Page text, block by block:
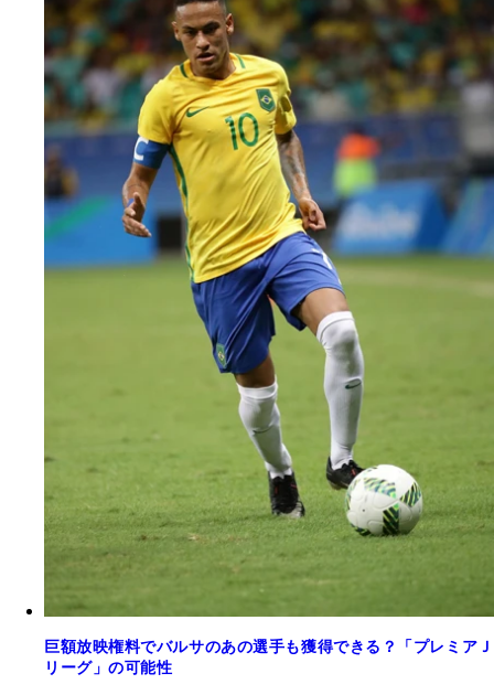
巨額放映権料でバルサのあの選手も獲得できる？「プレミアＪ
リーグ」の可能性